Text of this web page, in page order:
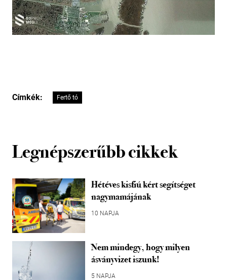
Címkék: Fertő tó
Legnépszerűbb cikkek
Hétéves kisfiú kért segítséget
nagymamájának
10 NAPJA
Nem mindegy, hogy milyen
ásványvizet iszunk!
5 NAPJA